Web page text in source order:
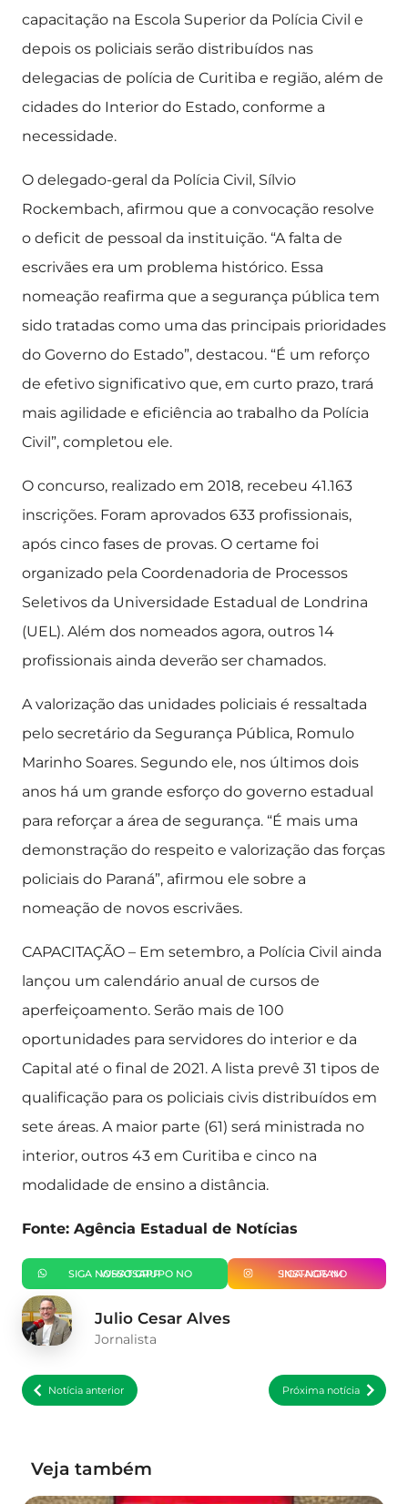
capacitação na Escola Superior da Polícia Civil e
depois os policiais serão distribuídos nas
delegacias de polícia de Curitiba e região, além de
cidades do Interior do Estado, conforme a
necessidade.
O delegado-geral da Polícia Civil, Sílvio
Rockembach, afirmou que a convocação resolve
o deficit de pessoal da instituição. “A falta de
escrivães era um problema histórico. Essa
nomeação reafirma que a segurança pública tem
sido tratadas como uma das principais prioridades
do Governo do Estado”, destacou. “É um reforço
de efetivo significativo que, em curto prazo, trará
mais agilidade e eficiência ao trabalho da Polícia
Civil”, completou ele.
O concurso, realizado em 2018, recebeu 41.163
inscrições. Foram aprovados 633 profissionais,
após cinco fases de provas. O certame foi
organizado pela Coordenadoria de Processos
Seletivos da Universidade Estadual de Londrina
(UEL). Além dos nomeados agora, outros 14
profissionais ainda deverão ser chamados.
A valorização das unidades policiais é ressaltada
pelo secretário da Segurança Pública, Romulo
Marinho Soares. Segundo ele, nos últimos dois
anos há um grande esforço do governo estadual
para reforçar a área de segurança. “É mais uma
demonstração do respeito e valorização das forças
policiais do Paraná”, afirmou ele sobre a
nomeação de novos escrivães.
CAPACITAÇÃO – Em setembro, a Polícia Civil ainda
lançou um calendário anual de cursos de
aperfeiçoamento. Serão mais de 100
oportunidades para servidores do interior e da
Capital até o final de 2021. A lista prevê 31 tipos de
qualificação para os policiais civis distribuídos em
sete áreas. A maior parte (61) será ministrada no
interior, outros 43 em Curitiba e cinco na
modalidade de ensino a distância.
Fonte: Agência Estadual de Notícias
SIGA NOSSO GRUPO NO WHATSAPP SIGA-NOS NO INSTAGRAM
Julio Cesar Alves
Jornalista
Notícia anterior Próxima notícia
Veja também